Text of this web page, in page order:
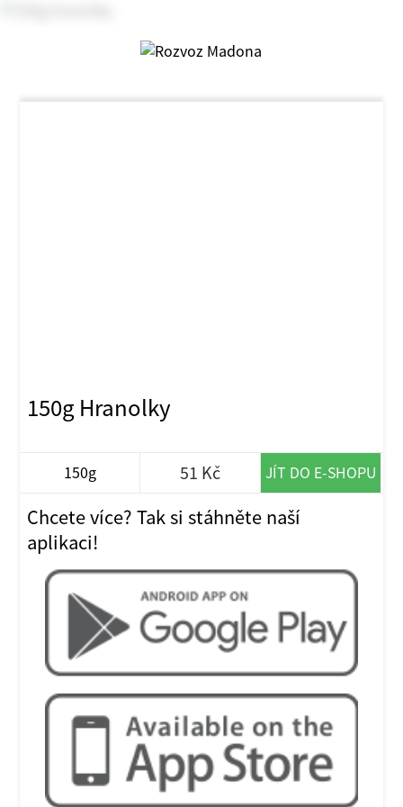
150g Hranolky
150g 51 Kč JÍT DO E-SHOPU
Chcete více? Tak si stáhněte naší
aplikaci!